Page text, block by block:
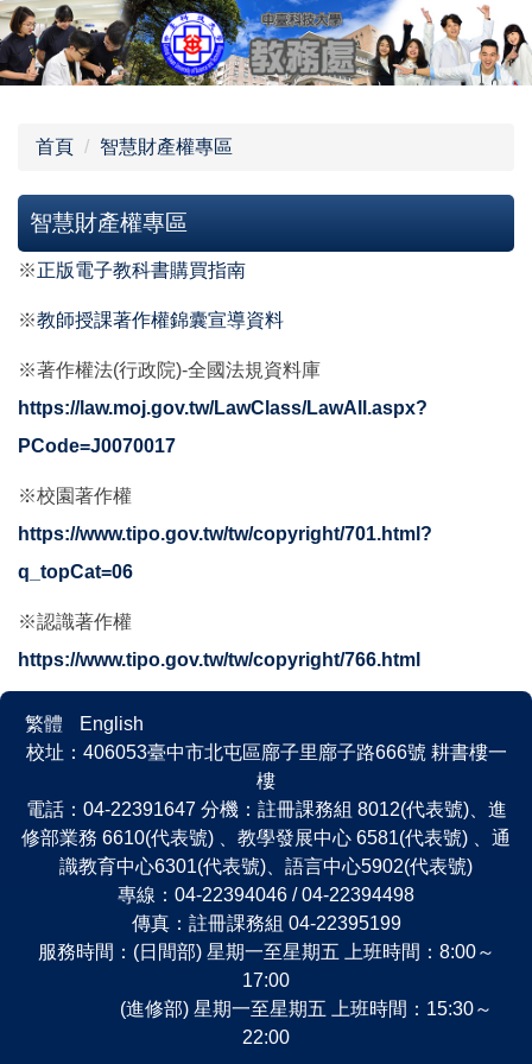
跳
到
主
首頁 智慧財產權專區
智慧財產權專區
※正版電子教科書購買指南
※教師授課著作權錦囊宣導資料
※著作權法(行政院)-全國法規資料庫
https://law.moj.gov.tw/LawClass/LawAll.aspx?
PCode=J0070017
※校園著作權
https://www.tipo.gov.tw/tw/copyright/701.html?
q_topCat=06
※認識著作權
https://www.tipo.gov.tw/tw/copyright/766.html
繁體
English
校址：406053臺中市北屯區廍子里廍子路666號 耕書樓一
樓
電話：04-22391647 分機：註冊課務組 8012(代表號)、進
修部業務 6610(代表號) 、教學發展中心 6581(代表號) 、通
識教育中心6301(代表號)、語言中心5902(代表號)
專線：04-22394046 / 04-22394498
傳真：註冊課務組 04-22395199
服務時間：(日間部) 星期一至星期五 上班時間：8:00～
17:00
(進修部) 星期一至星期五 上班時間：15:30～
22:00